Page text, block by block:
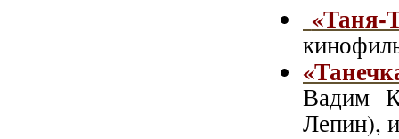
Вадим
Лепин),